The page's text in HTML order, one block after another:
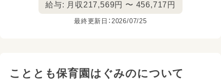
給与: 月収217,569円 〜 456,717円
最終更新日：2026/07/25
こととも保育園はぐみのについて